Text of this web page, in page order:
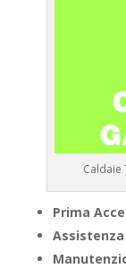
Caldaie
Prima
Assistenza